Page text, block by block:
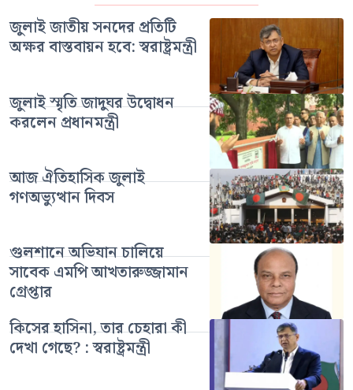
জুলাই জাতীয় সনদের প্রতিটি
অক্ষর বাস্তবায়ন হবে: স্বরাষ্ট্রমন্ত্রী
জুলাই স্মৃতি জাদুঘর উদ্বোধন
করলেন প্রধানমন্ত্রী
আজ ঐতিহাসিক জুলাই
গণঅভ্যুত্থান দিবস
গুলশানে অভিযান চালিয়ে
সাবেক এমপি আখতারুজ্জামান
গ্রেপ্তার
কিসের হাসিনা, তার চেহারা কী
দেখা গেছে? : স্বরাষ্ট্রমন্ত্রী